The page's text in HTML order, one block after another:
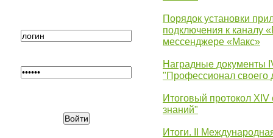
Порядок установки
подключения к каналу
мессенджере «Макс»
Наградные документы
"Профессионал своего
Итоговый протокол
знаний"
Итоги. II